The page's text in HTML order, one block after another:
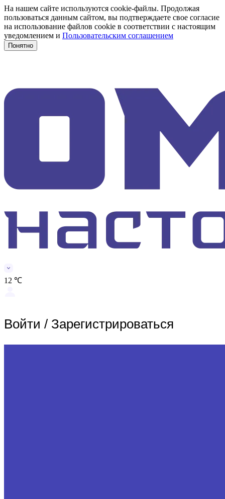
На нашем сайте используются cookie-файлы. Продолжая
пользоваться данным сайтом, вы подтверждаете свое согласие
на использование файлов cookie в соответствии с настоящим
уведомлением и Пользовательским соглашением
Понятно
12 ℃
Войти / Зарегистрироваться